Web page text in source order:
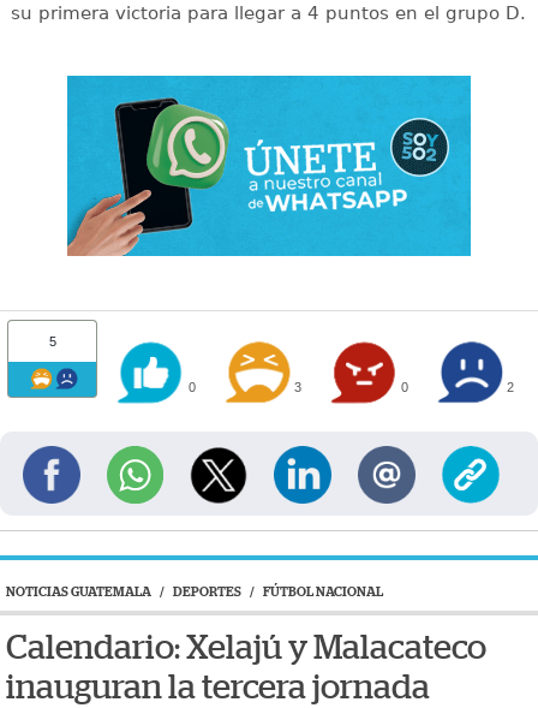
su primera victoria para llegar a 4 puntos en el grupo D.
5
0 3 0 2
NOTICIAS GUATEMALA / DEPORTES / FÚTBOL NACIONAL
Calendario: Xelajú y Malacateco
inauguran la tercera jornada